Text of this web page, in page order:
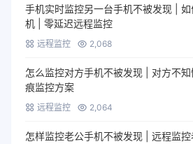
手机实时监控另一台手机不被发现 |
机 | 零延迟远程监控
远程监控 2,068
怎么监控对方手机不被发现 | 对方不
痕监控方案
远程监控 2,064
怎样监控老公手机不被发现 | 远程监